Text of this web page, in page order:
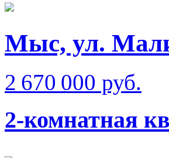
Мыс, ул.
2 670 000 руб.
2-комнатная